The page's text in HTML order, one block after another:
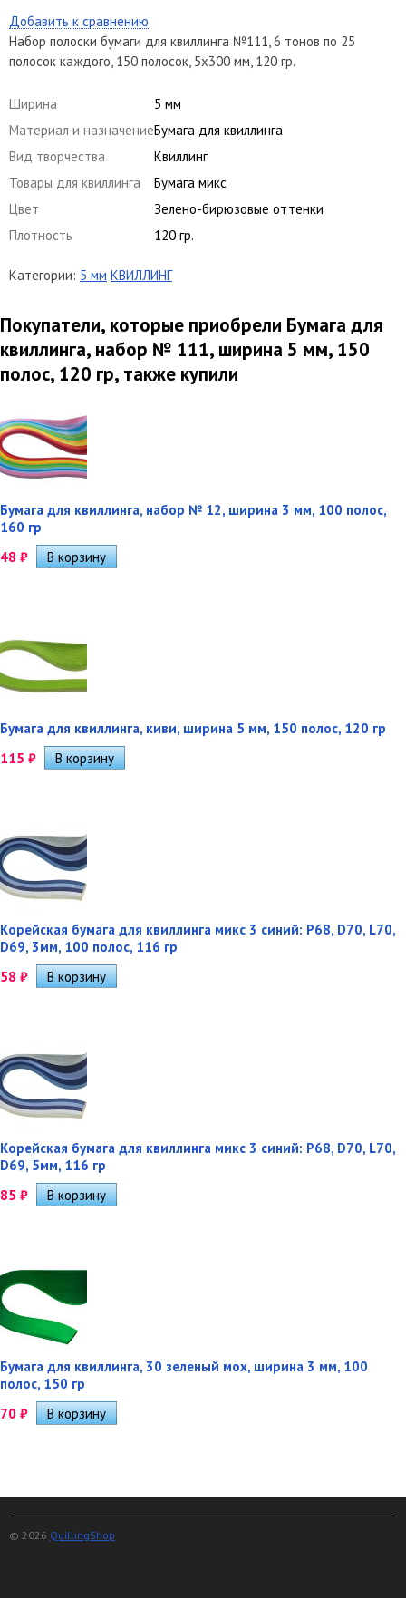
Добавить к сравнению
Набор полоски бумаги для квиллинга №111, 6 тонов по 25
полосок каждого, 150 полосок, 5х300 мм, 120 гр.
Ширина
5 мм
Материал и назначениеБумага для квиллинга
Вид творчества
Квиллинг
Товары для квиллинга
Бумага микс
Цвет
Зелено-бирюзовые оттенки
Плотность
120 гр.
Категории: 5 мм КВИЛЛИНГ
Покупатели, которые приобрели Бумага для
квиллинга, набор № 111, ширина 5 мм, 150
полос, 120 гр, также купили
Бумага для квиллинга, набор № 12, ширина 3 мм, 100 полос,
160 гр
48 ₽
Бумага для квиллинга, киви, ширина 5 мм, 150 полос, 120 гр
115 ₽
Корейская бумага для квиллинга микс 3 синий: P68, D70, L70,
D69, 3мм, 100 полос, 116 гр
58 ₽
Корейская бумага для квиллинга микс 3 синий: P68, D70, L70,
D69, 5мм, 116 гр
85 ₽
Бумага для квиллинга, 30 зеленый мох, ширина 3 мм, 100
полос, 150 гр
70 ₽
© 2026 QuillingShop